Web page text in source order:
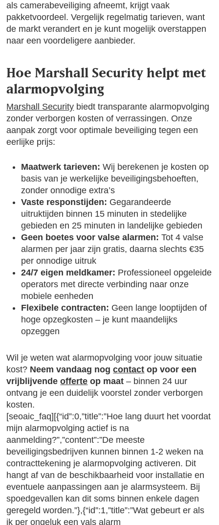
als camerabeveiliging afneemt, krijgt vaak
pakketvoordeel. Vergelijk regelmatig tarieven, want
de markt verandert en je kunt mogelijk overstappen
naar een voordeligere aanbieder.
Hoe Marshall Security helpt met
alarmopvolging
Marshall Security biedt transparante alarmopvolging
zonder verborgen kosten of verrassingen. Onze
aanpak zorgt voor optimale beveiliging tegen een
eerlijke prijs:
Maatwerk tarieven: Wij berekenen je kosten op
basis van je werkelijke beveiligingsbehoeften,
zonder onnodige extra’s
Vaste responstijden: Gegarandeerde
uitruktijden binnen 15 minuten in stedelijke
gebieden en 25 minuten in landelijke gebieden
Geen boetes voor valse alarmen: Tot 4 valse
alarmen per jaar zijn gratis, daarna slechts €35
per onnodige uitruk
24/7 eigen meldkamer: Professioneel opgeleide
operators met directe verbinding naar onze
mobiele eenheden
Flexibele contracten: Geen lange looptijden of
hoge opzegkosten – je kunt maandelijks
opzeggen
Wil je weten wat alarmopvolging voor jouw situatie
kost? Neem vandaag nogcontact op voor een
vrijblijvendeofferte op maat – binnen 24 uur
ontvang je een duidelijk voorstel zonder verborgen
kosten.
[seoaic_faq][{“id”:0,”title”:”Hoe lang duurt het voordat
mijn alarmopvolging actief is na
aanmelding?”,”content”:”De meeste
beveiligingsbedrijven kunnen binnen 1-2 weken na
contracttekening je alarmopvolging activeren. Dit
hangt af van de beschikbaarheid voor installatie en
eventuele aanpassingen aan je alarmsysteem. Bij
spoedgevallen kan dit soms binnen enkele dagen
geregeld worden.”},{“id”:1,”title”:”Wat gebeurt er als
ik per ongeluk een vals alarm